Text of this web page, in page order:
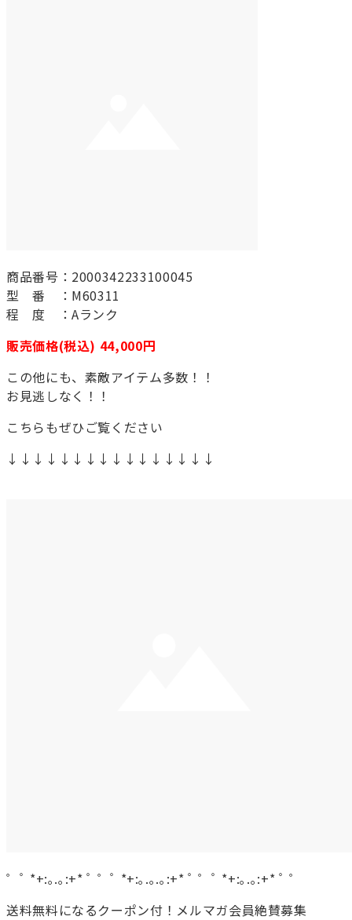
商品番号：2000342233100045
型 番 ：M60311
程 度 ：Aランク
販売価格(税込) 44,000円
この他にも、素敵アイテム多数！！
お見逃しなく！！
こちらもぜひご覧ください
↓↓↓↓↓↓↓↓↓↓↓↓↓↓↓↓
゜ﾟ *+:｡.｡:+* ﾟ ゜ﾟ *+:｡.｡.｡:+* ﾟ ゜ﾟ *+:｡.｡:+* ﾟ ゜
送料無料になるクーポン付！メルマガ会員絶賛募集